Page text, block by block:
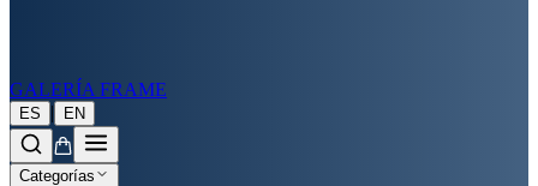
GALERÍA FRAME
ES | EN
Categorías